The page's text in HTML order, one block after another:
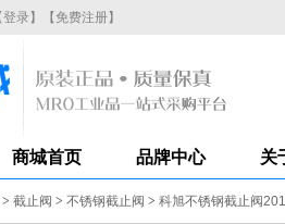
登录】 【免费注册】
商城首页 品牌中心 关
> 截止阀 > 不锈钢截止阀 > 科旭不锈钢截止阀